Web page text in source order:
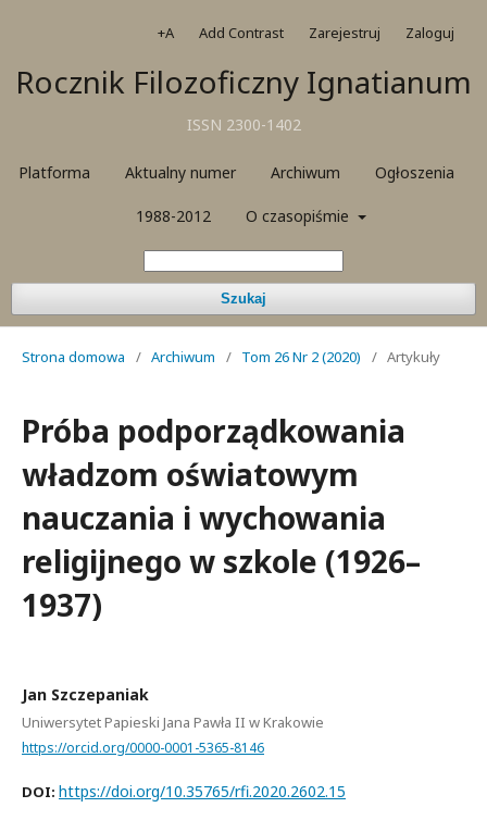
Rocznik Filozoficzny Ignatianum
ISSN 2300-1402
Platforma Aktualny numer Archiwum Ogłoszenia
1988-2012 O czasopiśmie
Szukaj
+A Add Contrast Zarejestruj Zaloguj
Strona domowa / Archiwum / Tom 26 Nr 2 (2020) / Artykuły
Próba podporządkowania
władzom oświatowym
nauczania i wychowania
religijnego w szkole (1926–
1937)
Jan Szczepaniak
Uniwersytet Papieski Jana Pawła II w Krakowie
https://orcid.org/0000-0001-5365-8146
DOI: https://doi.org/10.35765/rfi.2020.2602.15